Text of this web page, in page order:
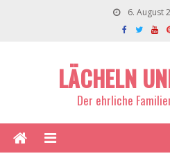
6. August
LÄCHELN
Der ehrliche